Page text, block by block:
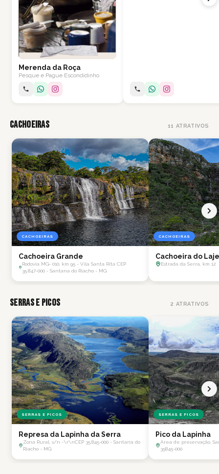
Merenda da Roça
Pesque e Pague Escondidinho
Cachoeiras 11 ATRATIVOS
CACHOEIRAS
Cachoeira Grande
Rodovia MG- 010, km 95 - Vila Santa Rita CEP
35.847-000 - Santana do Riacho - MG
CACHOEIRAS
Cachoeira do
Estrada da Serra, km 12
Serras e Picos 2 ATRATIVOS
SERRAS E PICOS
Represa da Lapinha da Serra
Zona Rural, s/n -\r\nCEP 35.845-000 - Santana do
Riacho - MG
SERRAS E PICOS
Pico da Lapinha
Area de preservação,
35845-000